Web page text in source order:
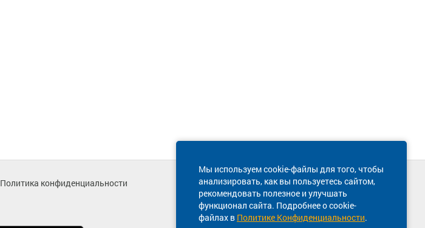
Мы используем cookie-файлы для того, чтобы
анализировать, как вы пользуетесь сайтом,
рекомендовать полезное и улучшать
функционал сайта. Подробнее о cookie-
файлах в Политике Конфиденциальности.
Политика конфиденциальности
Техническая поддержка сайта
8 800 600-03-38